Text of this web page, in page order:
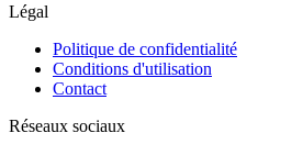
Légal
Politique de confidentialité
Conditions d'utilisation
Contact
Réseaux sociaux